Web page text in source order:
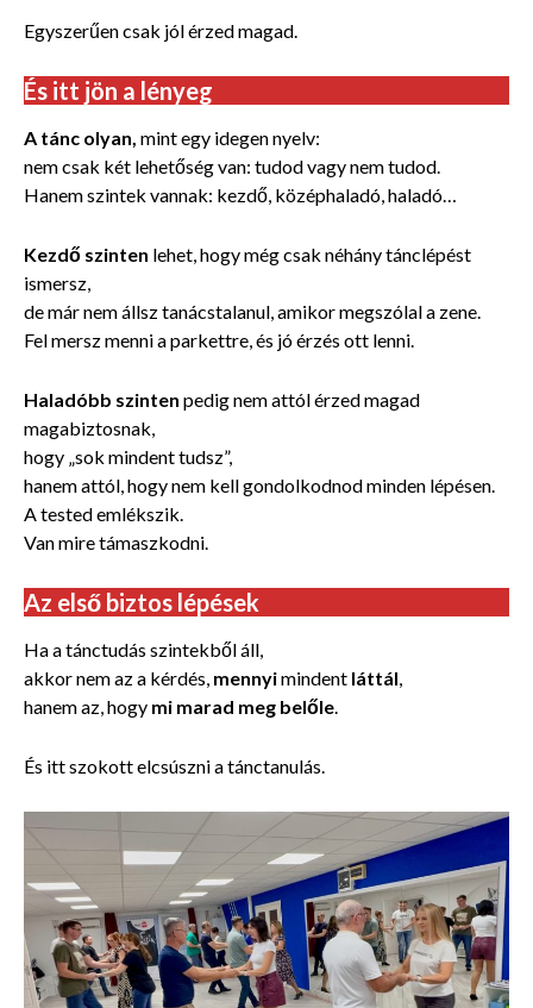
Egyszerűen csak jól érzed magad.
És itt jön a lényeg
A tánc olyan, mint egy idegen nyelv:
nem csak két lehetőség van: tudod vagy nem tudod.
Hanem szintek vannak: kezdő, középhaladó, haladó…
Kezdő szinten lehet, hogy még csak néhány tánclépést
ismersz,
de már nem állsz tanácstalanul, amikor megszólal a zene.
Fel mersz menni a parkettre, és jó érzés ott lenni.
Haladóbb szinten pedig nem attól érzed magad
magabiztosnak,
hogy „sok mindent tudsz”,
hanem attól, hogy nem kell gondolkodnod minden lépésen.
A tested emlékszik.
Van mire támaszkodni.
Az első biztos lépések
Ha a tánctudás szintekből áll,
akkor nem az a kérdés, mennyimindent láttál,
hanem az, hogy mi marad meg belőle.
És itt szokott elcsúszni a tánctanulás.